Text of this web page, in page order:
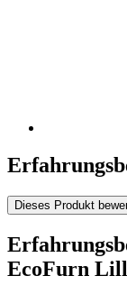
Dieses Produkt
EcoFurn